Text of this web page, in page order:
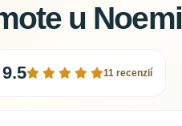
u Noemi
9.5 11 recenzií